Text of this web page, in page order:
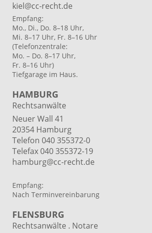
kiel@cc-recht.de
Empfang:
Mo., Di., Do. 8–18 Uhr,
Mi. 8–17 Uhr, Fr. 8–16 Uhr
(Telefonzentrale:
Mo. – Do. 8–17 Uhr,
Fr. 8–16 Uhr)
Tiefgarage im Haus.
HAMBURG
Rechtsanwälte
Neuer Wall 41
20354 Hamburg
Telefon 040 355372-0
Telefax 040 355372-19
hamburg@cc-recht.de
Empfang:
Nach Terminvereinbarung
FLENSBURG
Rechtsanwälte . Notare